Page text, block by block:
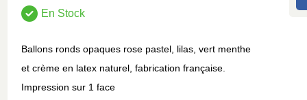
En Stock
Ballons ronds opaques rose pastel, lilas, vert menthe
et crème en latex naturel, fabrication française.
Impression sur 1 face